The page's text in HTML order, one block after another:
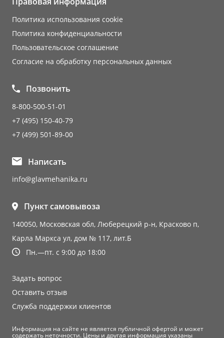
Политика использования cookie
Политика конфиденциальности
Пользовательское соглашение
Согласие на обработку персональных данных
Позвонить
8-800-500-51-01
+7 (495) 150-40-79
+7 (499) 501-89-00
Написать
info@glavmehanika.ru
Пункт самовывоза
140050, Московская обл, Люберецкий р-н, Красково п,
Карла Маркса ул, дом № 117, лит.Б
Пн.—пт. с 9:00 до 18:00
Задать вопрос
Оставить отзыв
Служба поддержки клиентов
Информация на сайте не является публичной офертой и может
содержать неточности. Цены и другая информация указаны